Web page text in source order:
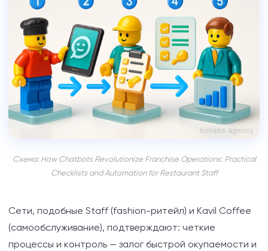
Схема: How Chatbots Revolutionize Franchise Operations: Practical
Checklists and Automation for Restaurant Staff
Сети, подобные Staff (fashion-ритейл) и Kavil Coffee
(самообслуживание), подтверждают: четкие
процессы и контроль — залог быстрой окупаемости и